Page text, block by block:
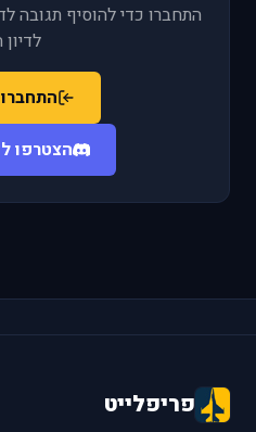
התחברו כדי להוסיף תגובה
לדיון
הצטרפו
פריפלייט